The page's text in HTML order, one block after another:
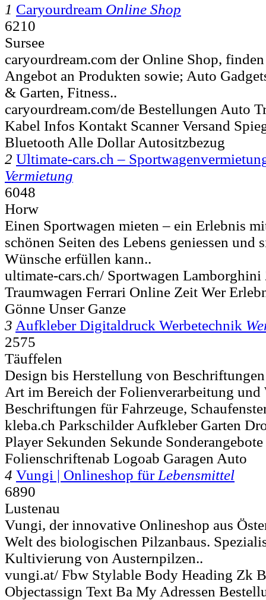
1 Caryourdream Online Shop
6210
Sursee
caryourdream.com der Online Shop,
Angebot an Produkten sowie; Auto
& Garten, Fitness..
caryourdream.com/de Bestellungen Auto
Kabel Infos Kontakt Scanner Versand
Bluetooth Alle Dollar Autositzbezug
2 Ultimate-cars.ch –
Vermietung
6048
Horw
Einen Sportwagen mieten – ein Erlebnis
schönen Seiten des Lebens geniessen und
Wünsche erfüllen kann..
ultimate-cars.ch/ Sportwagen
Traumwagen Ferrari Online Zeit Wer
Gönne Unser Ganze
3 Aufkleber Digitaldruck Werbetechnik
2575
Täuffelen
Design bis Herstellung von
Art im Bereich der Folienverarbeitung und
Beschriftungen für Fahrzeuge,
kleba.ch Parkschilder Aufkleber Garten
Player Sekunden Sekunde
Folienschriftenab Logoab Garagen Auto
4 Vungi | Onlineshop für Lebensmittel
6890
Lustenau
Vungi, der innovative Onlineshop aus
Welt des biologischen Pilzanbaus.
Kultivierung von Austernpilzen..
vungi.at/ Fbw Stylable Body Heading Zk
Objectassign Text Ba My Adressen